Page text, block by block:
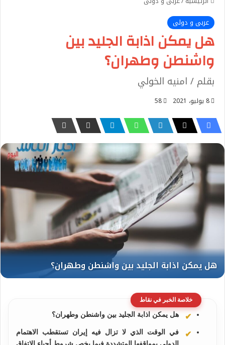
عربى و دولى
هل يمكن اذابة الجليد بين
واشنطن وطهران؟
بقلم / امنيه الخولي
8 يوليو، 2021 58
خلاصة الخبر في نقاط
هل يمكن اذابة الجليد بين واشنطن وطهران؟
في الوقت الذي لا تزال فيه إيران تستقطب الاهتمام
الدولي بمواقفها المتشددة فيما يخص شروط أحياء الاتفاق